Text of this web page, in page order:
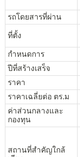
รถโดยสารที่ผ่าน
ที่ตั้ง
กำหนดการ
ปีที่สร้างเสร็จ
ราคา
ราคาเฉลี่ยต่อ ตร.ม
ค่าส่วนกลางและ
กองทุน
สถานที่สำคัญใกล้